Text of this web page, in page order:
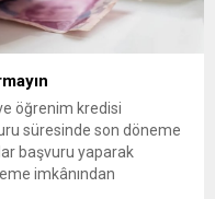
öğrenim kredisi
süresinde son döneme
başvuru yaparak
imkânından